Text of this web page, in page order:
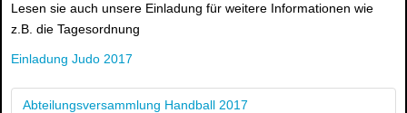
Lesen sie auch unsere Einladung für weitere Informationen wie
z.B. die Tagesordnung
Einladung Judo 2017
Abteilungsversammlung Handball 2017